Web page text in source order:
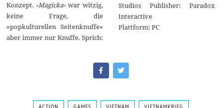
Konzept. ›Magicka‹war witzig,
keine Frage, die
»popkulturellen Seitenknuffe«
aber immer nur Knuffe. Sprich:
Studios Publisher: Paradox
Interactive
Plattform: PC